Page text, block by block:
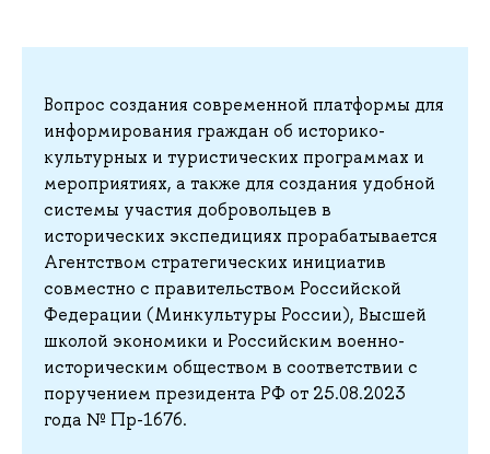
Вопрос создания современной платформы для
информирования граждан об историко-
культурных и туристических программах и
мероприятиях, а также для создания удобной
системы участия добровольцев в
исторических экспедициях прорабатывается
Агентством стратегических инициатив
совместно с правительством Российской
Федерации (Минкультуры России), Высшей
школой экономики и Российским военно-
историческим обществом в соответствии с
поручением президента РФ от 25.08.2023
года № Пр-1676.